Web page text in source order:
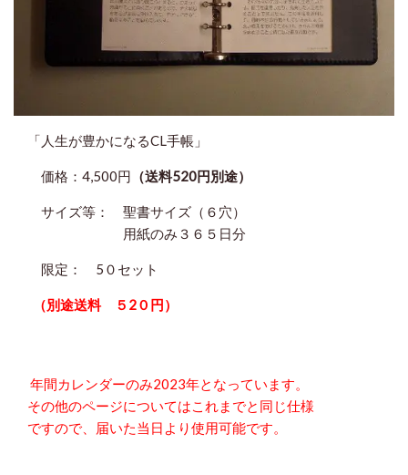
「人生が豊かになるCL手帳」
価格：4,500円 （送料520円別途）
サイズ等： 聖書サイズ（６穴）
用紙のみ３６５日分
限定： 5０セット
（別途送料 ５2０円）
年間カレンダーのみ2023年となっています。
その他のページについてはこれまでと同じ仕様
ですので、届いた当日より使用可能です。